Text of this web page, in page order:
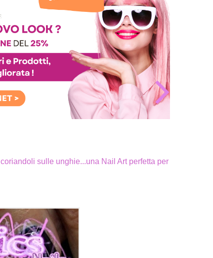
sulle unghie...una Nail Art perfetta per